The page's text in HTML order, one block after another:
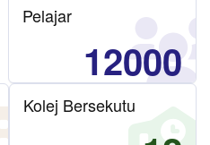
Pelajar
12000
Kolej Bersekutu